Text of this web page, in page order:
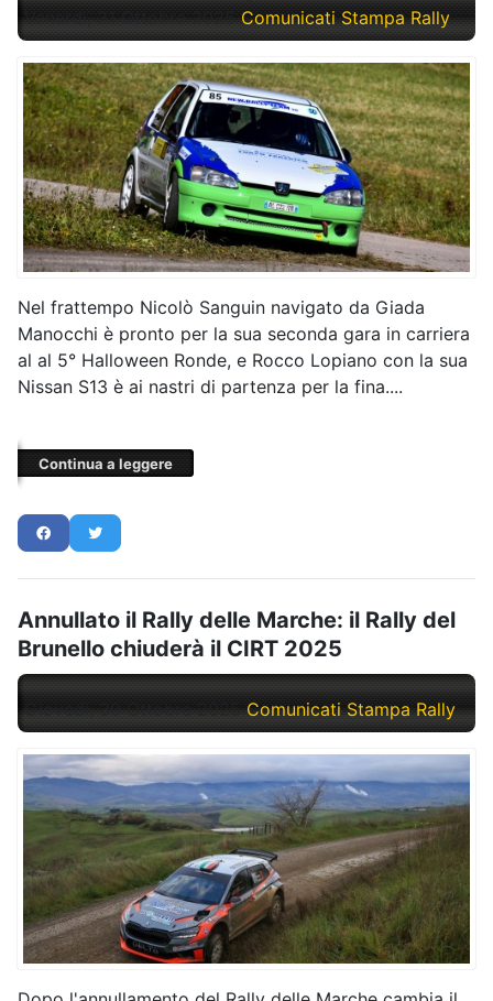
Venerdì, 31 Ottobre 2025 Comunicati Stampa Rally
Nel frattempo Nicolò Sanguin navigato da Giada
Manocchi è pronto per la sua seconda gara in carriera
al al 5° Halloween Ronde, e Rocco Lopiano con la sua
Nissan S13 è ai nastri di partenza per la fina....
Continua a leggere
Annullato il Rally delle Marche: il Rally del
Brunello chiuderà il CIRT 2025
Giovedì, 30 Ottobre 2025 Comunicati Stampa Rally